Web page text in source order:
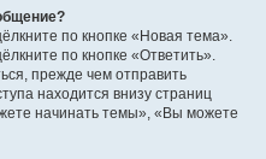
по кнопке «Новая тема».
по кнопке «Ответить».
прежде чем отправить
находится внизу страниц
начинать темы», «Вы можете